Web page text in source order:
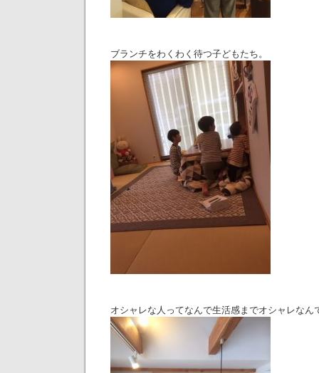
ブランチをわくわく待つ子どもたち。
オシャレな人ってなんで生活感までオシャレなん